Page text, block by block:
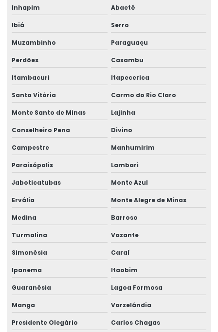
Talha Elétrica Cabo De Aço
Talha Elétrica Capacidade 5 Toneladas
Talha Elétrica Com Capacidade Até 5 Toneladas
Talha Elétrica Com Controle Inteligente
Talha Elétrica Com Inversor De Frequência
Talha Elétrica Com Trole Incorporado
Talha Elétrica Compacta Para Indústria
Talha elétrica de corrente
Talha Elétrica Fixa Com Monitoramento
Talha Elétrica Nova
Talha Elétrica Para Elevação
Talha Elétrica Para Içamento De Cargas
Talha Elétrica Para Indústria Alimentícia
Talha Elétrica Para Indústrias Diversas
Talha Elétrica Para Movimentação De Cargas
Talha elétrica para ponte rolante
Inhapim Abaeté
Ibiá Serro
Muzambinho Paraguaçu
Perdões Caxambu
Itambacuri Itapecerica
Santa Vitória Carmo do Rio Claro
Monte Santo de Minas Lajinha
Conselheiro Pena Divino
Campestre Manhumirim
Paraisópolis Lambari
Jaboticatubas Monte Azul
Ervália Monte Alegre de Minas
Medina Barroso
Turmalina Vazante
Simonésia Caraí
Ipanema Itaobim
Guaranésia Lagoa Formosa
Manga Varzelândia
Presidente Olegário Carlos Chagas